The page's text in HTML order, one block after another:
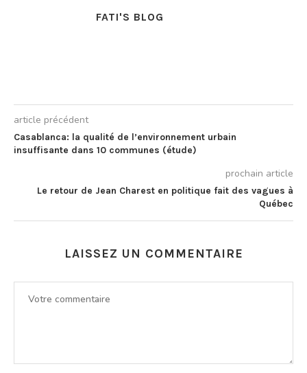
FATI'S BLOG
article précédent
Casablanca: la qualité de l’environnement urbain
insuffisante dans 10 communes (étude)
prochain article
Le retour de Jean Charest en politique fait des vagues à
Québec
LAISSEZ UN COMMENTAIRE